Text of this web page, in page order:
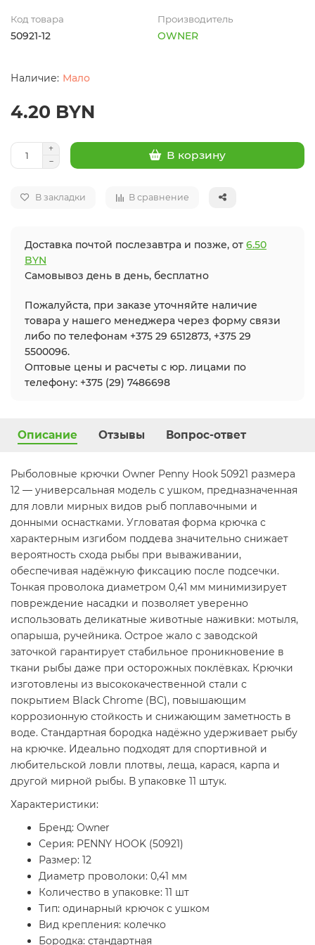
Код товара
50921-12
Производитель
OWNER
Мало
4.20 BYN
В корзину
В закладки В сравнение
Доставка почтой послезавтра и позже, от 6.50
BYN
Самовывоз день в день, бесплатно
Пожалуйста, при заказе уточняйте наличие
товара у нашего менеджера через форму связи
либо по телефонам +375 29 6512873, +375 29
5500096.
Оптовые цены и расчеты с юр. лицами по
телефону: +375 (29) 7486698
Описание Отзывы Вопрос-ответ
Рыболовные крючки Owner Penny Hook 50921 размера
12 — универсальная модель с ушком, предназначенная
для ловли мирных видов рыб поплавочными и
донными оснастками. Угловатая форма крючка с
характерным изгибом поддева значительно снижает
вероятность схода рыбы при вываживании,
обеспечивая надёжную фиксацию после подсечки.
Тонкая проволока диаметром 0,41 мм минимизирует
повреждение насадки и позволяет уверенно
использовать деликатные животные наживки: мотыля,
опарыша, ручейника. Острое жало с заводской
заточкой гарантирует стабильное проникновение в
ткани рыбы даже при осторожных поклёвках. Крючки
изготовлены из высококачественной стали с
покрытием Black Chrome (BC), повышающим
коррозионную стойкость и снижающим заметность в
воде. Стандартная бородка надёжно удерживает рыбу
на крючке. Идеально подходят для спортивной и
любительской ловли плотвы, леща, карася, карпа и
другой мирной рыбы. В упаковке 11 штук.
Характеристики:
Бренд: Owner
Серия: PENNY HOOK (50921)
Размер: 12
Диаметр проволоки: 0,41 мм
Количество в упаковке: 11 шт
Тип: одинарный крючок с ушком
Вид крепления: колечко
Бородка: стандартная